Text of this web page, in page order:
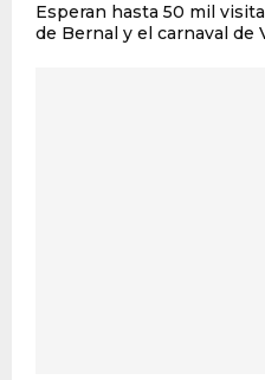
Esperan hasta 50 mil
de Bernal y el carnaval de